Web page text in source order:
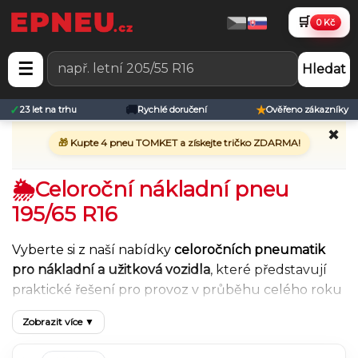
🛒 0 Kč
☰ Hledat
✓23 let na trhu 🚚Rychlé doručení ★Ověřeno zákazníky
✖
🎁Kupte 4 pneu TOMKET a získejte tričko ZDARMA!
🌦︎Celoroční nákladní pneu
195/65 R16
Vyberte si z naší nabídky celoročních pneumatik
pro nákladní a užitková vozidla, které představují
praktické řešení pro provoz v průběhu celého roku
bez nutnosti sezónního přezouvání. Celoroční
nákladní pneu jsou navrženy tak, aby poskytovaly
vyvážené jízdní vlastnosti v různých povětrnostních
Zobrazit více ▼